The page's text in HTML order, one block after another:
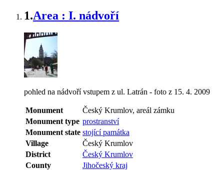
1.Area : I. nádvoří
pohled na nádvoří vstupem z ul. Latrán - foto z 15. 4. 2009
Monument
Český Krumlov, areál zámku
Monument type prostranství
Monument state stojící památka
Village
Český Krumlov
District
Český Krumlov
County
Jihočeský kraj